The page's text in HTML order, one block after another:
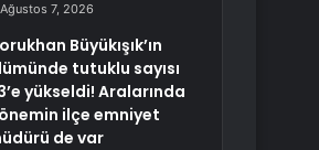
Ağustos 7, 2026
Büyükışık’ın
tutuklu sayısı
yükseldi! Aralarında
ilçe emniyet
de var